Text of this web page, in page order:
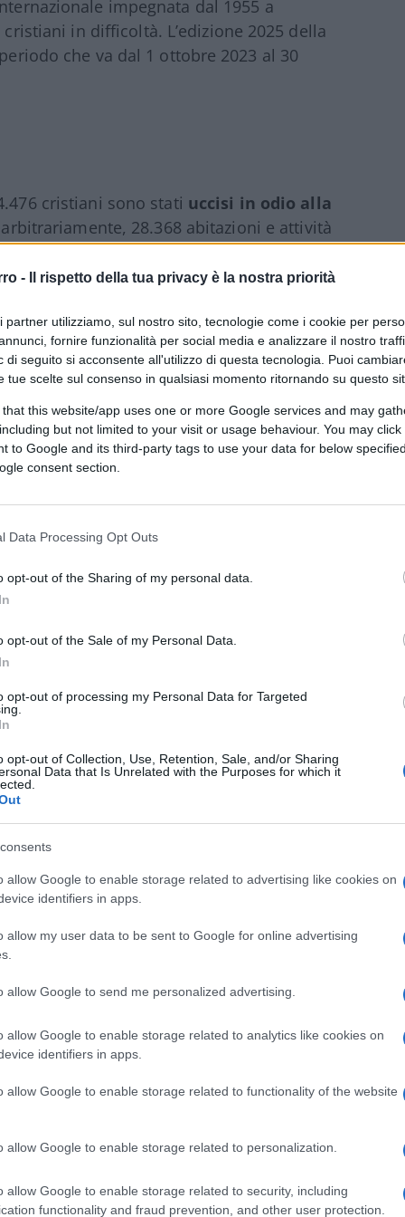
- Il rispetto della tua privacy è la nostra priorità
partner utilizziamo, sul nostro sito, tecnologie come i cookie per
fornire funzionalità per social media e analizzare il nostro
di seguito si acconsente all'utilizzo di questa tecnologia. Puoi
tue scelte sul consenso in qualsiasi momento ritornando su questo
that this website/app uses one or more Google services and may
but not limited to your visit or usage behaviour. You may
to Google and its third-party tags to use your data for below
consent section.
Data Processing Opt Outs
opt-out of the Sharing of my personal data.
opt-out of the Sale of my Personal Data.
opt-out of processing my Personal Data for Targeted
opt-out of Collection, Use, Retention, Sale, and/or Sharing
Data that Is Unrelated with the Purposes for which it
allow Google to enable storage related to advertising like cookies on
identifiers in apps.
allow my user data to be sent to Google for online advertising
allow Google to send me personalized advertising.
allow Google to enable storage related to analytics like cookies on
identifiers in apps.
allow Google to enable storage related to functionality of the website
allow Google to enable storage related to personalization.
allow Google to enable storage related to security, including
functionality and fraud prevention, and other user protection.
impegnata dal 1955 a
in difficoltà. L’edizione 2025 della
che va dal 1 ottobre 2023 al 30
cristiani sono stati uccisi in odio alla
28.368 abitazioni e attività
danneggiate o distrutte, 7.679 chiese
subito danni in certi casi irreparabili
delle autorità governative o per
assume anche altre formeche
vita: privata, famigliare, comunitaria,
vessazioni, soprusi, discriminazioni,
economica e politica, limitazioni,
altra manifestazione di ostilità e
diventano insostenibili. Allora,
disperati
dalla precarietà delle condizioni di vita. In
che cioè
nascondono la loro
da altre religioni che spesso, se
stessi famigliari.
l’elenco, in ordine decrescente, dei
milioni – è più difficile. Di ognuno
subite, i livelli di
– e chi ne è responsabile. Quest’anno
è stato classificato come estremo
è classificato come molto elevato.
della WWL 2025.
è il
– Somalia, Yemen, Libia, Sudan,
dei 13 paesi in cui la persecuzione è
la popolazione è per circa la metà
dalla presenza nel nord est di
, affiliato adal Qaeda, eIswap,